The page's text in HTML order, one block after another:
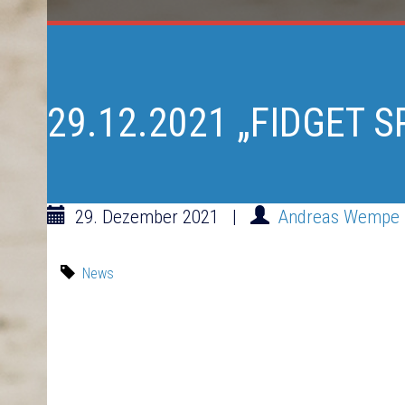
29.12.2021 „FIDGET
29. Dezember 2021 | Andreas Wempe
News